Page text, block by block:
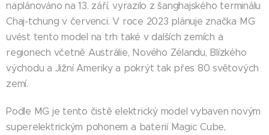
naplánováno na 13. září, vyrazilo z šanghajského terminálu
Chaj-tchung v červenci. V roce 2023 plánuje značka MG
uvést tento model na trh také v dalších zemích a
regionech včetně Austrálie, Nového Zélandu, Blízkého
východu a Jižní Ameriky a pokrýt tak přes 80 světových
zemí.
Podle MG je tento čistě elektrický model vybaven novým
superelektrickým pohonem a baterií Magic Cube,